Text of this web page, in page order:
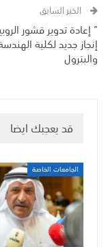
الخبر السابق
” إعادة تدوير قشور
إنجاز جديد لكلية
والبترول
قد يعجبك ايضا
الجامعات الخاصة